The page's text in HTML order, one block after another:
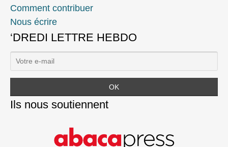
Comment contribuer
Nous écrire
‘DREDI LETTRE HEBDO
Ils nous soutiennent